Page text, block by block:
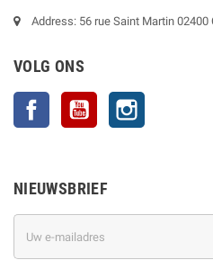
Address: 56 rue Saint Martin 02400
VOLG ONS
Facebook YouTube
NIEUWSBRIEF